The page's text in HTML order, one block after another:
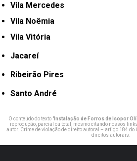
Vila Mercedes
Vila Noêmia
Vila Vitória
Jacareí
Ribeirão Pires
Santo André
O conteúdo do texto " Instalação de Forros de Isopor
reprodução, parcial ou total, mesmo citando nossos
autor. Crime de violação de direito autoral – artigo 184 do
direitos autorais.